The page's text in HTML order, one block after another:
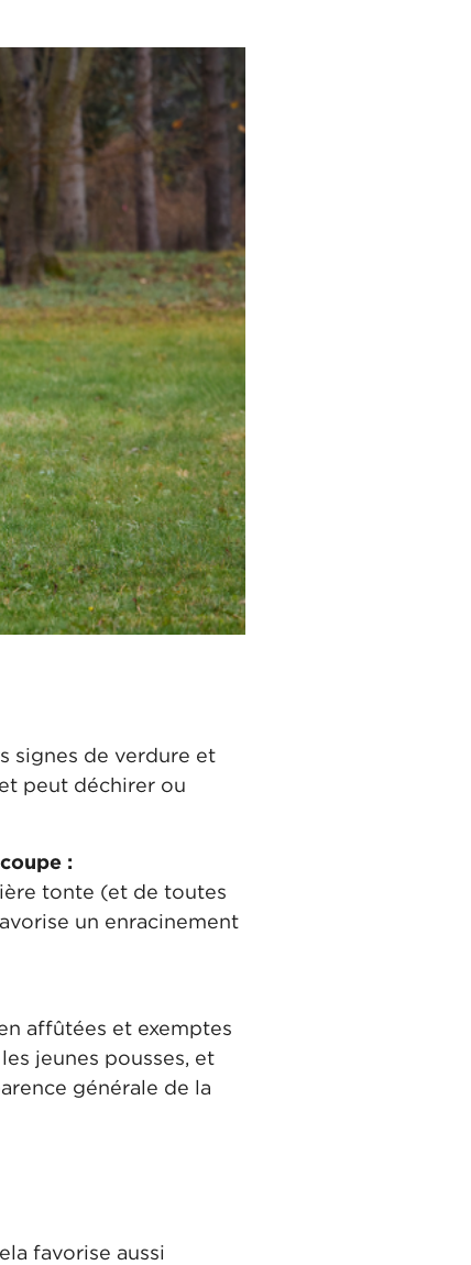
signes de verdure et
peut déchirer ou
:
tonte (et de toutes
un enracinement
affûtées et exemptes
jeunes pousses, et
générale de la
favorise aussi